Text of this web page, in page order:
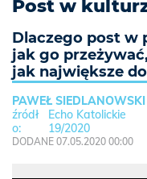
Post w
Dlaczego post w
jak go
jak największe
PAWEŁ SIEDLANOWSKI
Echo Katolickie
19/2020
DODANE 07.05.2020 00:00